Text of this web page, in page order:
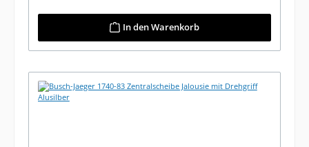
In den Warenkorb